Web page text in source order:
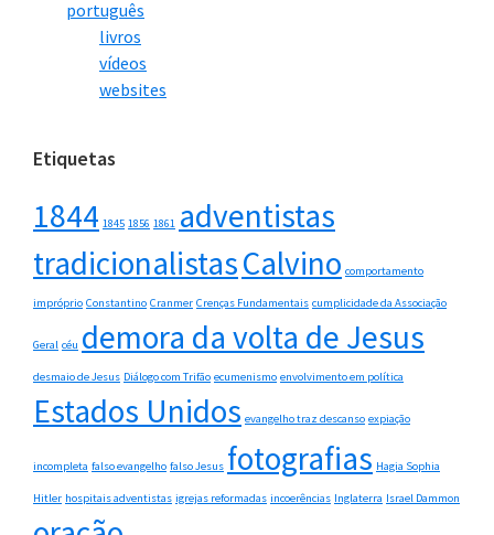
português
livros
vídeos
websites
Etiquetas
1844 1845 1856 1861 adventistas
tradicionalistasCalvino comportamento
impróprio Constantino Cranmer Crenças Fundamentais cumplicidade da Associação
Geral céu demora da volta de Jesus
desmaio de Jesus Diálogo com Trifão ecumenismo envolvimento em política
Estados Unidos evangelho traz descanso expiação
incompleta falso evangelho falso Jesus fotografias Hagia Sophia
Hitler hospitais adventistas igrejas reformadas incoerências Inglaterra Israel Dammon